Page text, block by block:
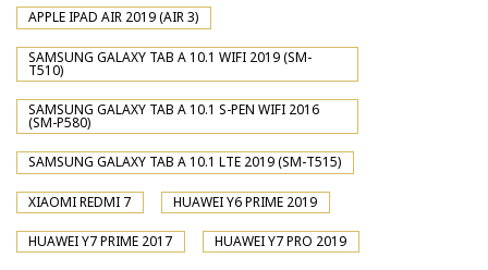
APPLE IPAD AIR 2019 (AIR 3)
SAMSUNG GALAXY TAB A 10.1 WIFI 2019 (SM-
T510)
SAMSUNG GALAXY TAB A 10.1 S-PEN WIFI 2016
(SM-P580)
SAMSUNG GALAXY TAB A 10.1 LTE 2019 (SM-T515)
XIAOMI REDMI 7 HUAWEI Y6 PRIME 2019
HUAWEI Y7 PRIME 2017 HUAWEI Y7 PRO 2019